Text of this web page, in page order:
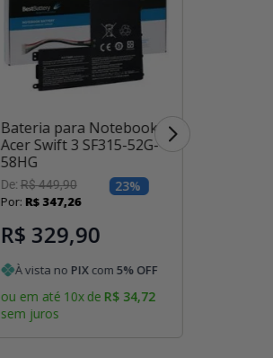
Bateria para Notebook
Acer Swift 3 SF315-52G-
58HG
De: R$449,90 23%
Por: R$ 347,26
R$ 329,90
À vista no PIXcom 5% OFF
ou em até 10xde R$ 34,72
sem juros